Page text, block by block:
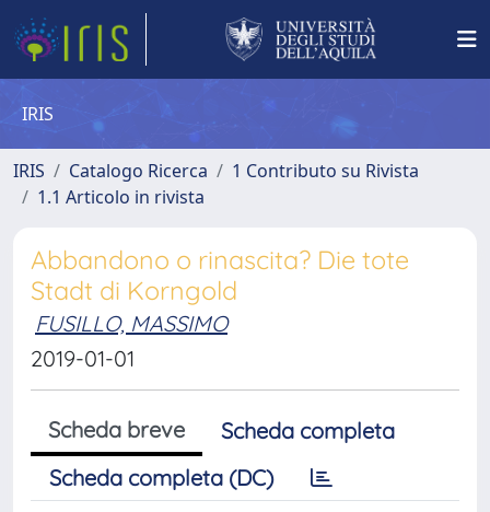
IRIS
IRIS Catalogo Ricerca
1 Contributo su Rivista
1.1 Articolo in rivista
Abbandono o rinascita? Die tote
Stadt di Korngold
FUSILLO, MASSIMO
2019-01-01
Scheda breve
Scheda completa
Scheda completa (DC)